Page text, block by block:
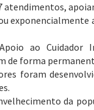
atendimentos,
ao Cuidador
de forma
foram
da